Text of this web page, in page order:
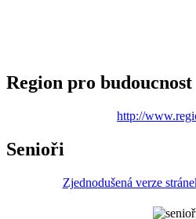
Region pro budoucnost
http://
Senioři
Zjednodušená verze